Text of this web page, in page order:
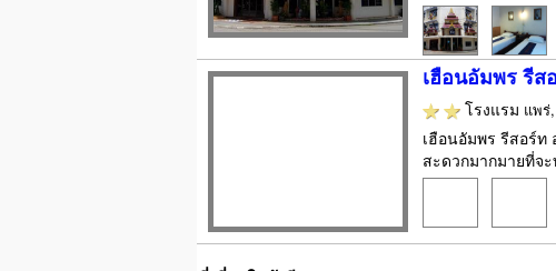
เฮือนอัมพร รีส
โรงแรม แพร่
เฮือนอัมพร รีสอร์ท
สะดวกมากมายที่จ